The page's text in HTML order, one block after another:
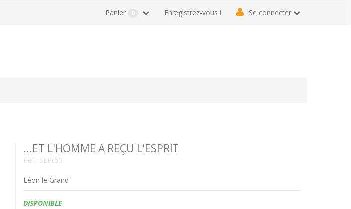
Enregistrez-vous ! Se connecter
Panier 0
...ET L'HOMME A REÇU L'ESPRIT
Réf.: SLPt50
Léon le Grand
Disponibilité:
DISPONIBLE